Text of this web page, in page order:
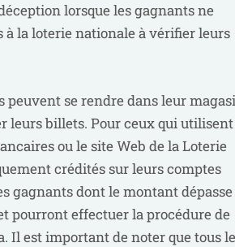
lorsque les gagnants ne
la loterie nationale à vérifier leurs
se rendre dans leur
leurs billets. Pour ceux qui utilisent
ou le site Web de la Loterie
crédités sur leurs comptes
gagnants dont le montant dépasse
pourront effectuer la procédure de
Il est important de noter que tous